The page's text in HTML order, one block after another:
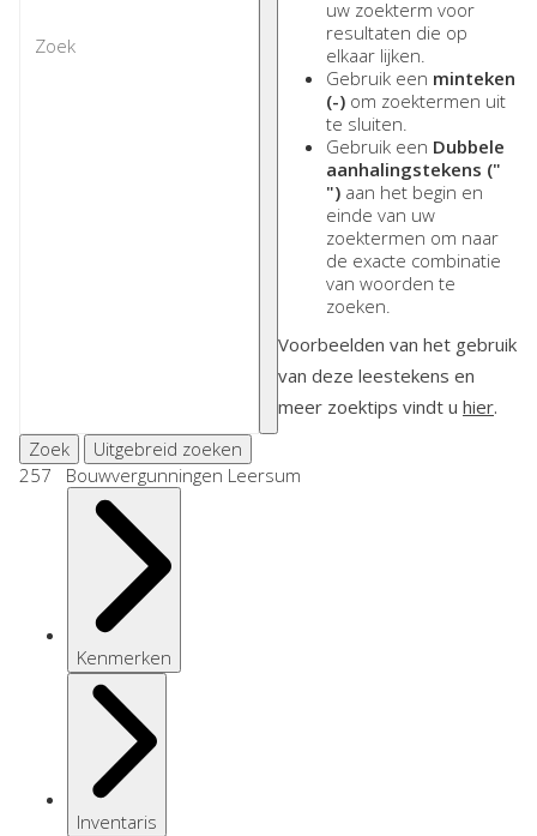
uw zoekterm voor
resultaten die op
elkaar lijken.
Gebruik een minteken
(-) om zoektermen uit
te sluiten.
Gebruik een Dubbele
aanhalingstekens ("
") aan het begin en
einde van uw
zoektermen om naar
de exacte combinatie
van woorden te
zoeken.
Voorbeelden van het gebruik
van deze leestekens en
meer zoektips vindt u hier.
Zoek
Uitgebreid zoeken
257 Bouwvergunningen Leersum
Kenmerken
Inventaris